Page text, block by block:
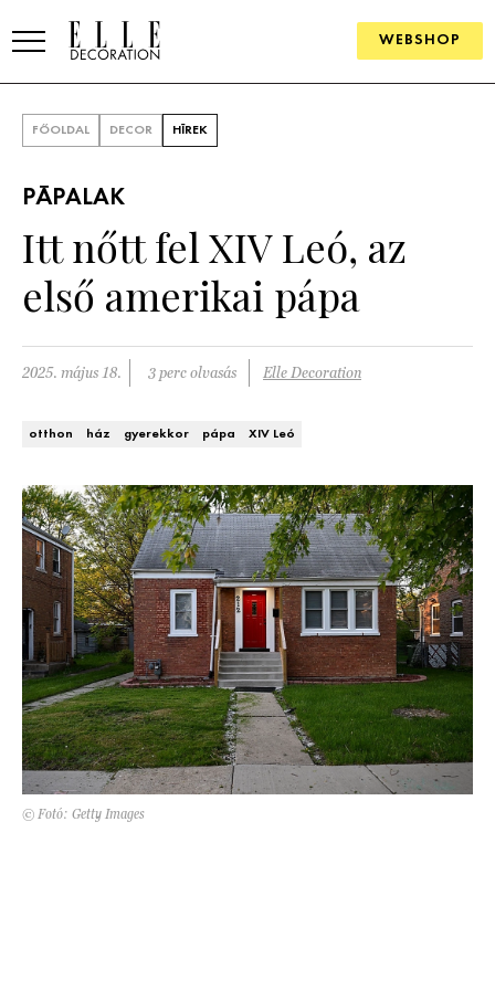
WEBSHOP
SZOBÁK
Konyha
Fürdőszoba
Kert és terasz
ÖTLETEK
SZÉP TEREK
HÍRLEVÉL
FŐOLDAL DECOR HÍREK
PÁPALAK
Itt nőtt fel XIV Leó, az
első amerikai pápa
2025. május 18. 3 perc olvasás Elle Decoration
otthon ház gyerekkor pápa XIV Leó
© Fotó: Getty Images